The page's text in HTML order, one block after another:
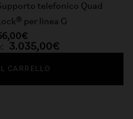
telefonico Quad
per linea G
3.035,00€
CARRELLO